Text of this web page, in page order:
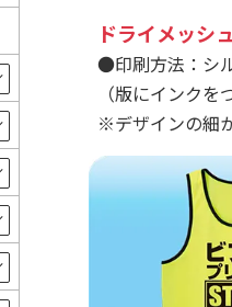
ドライメッシ
●印刷方法：シ
（版にインク
※デザインの細